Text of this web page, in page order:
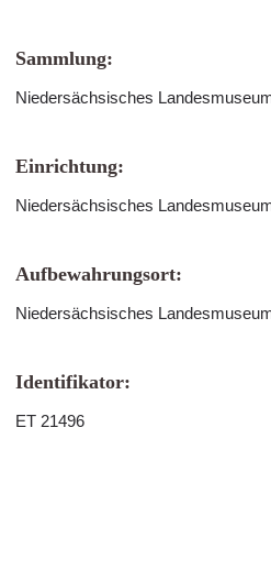
Sammlung:
Niedersächsisches
Einrichtung:
Niedersächsisches
Aufbewahrungsort:
Niedersächsisches
Identifikator:
ET 21496